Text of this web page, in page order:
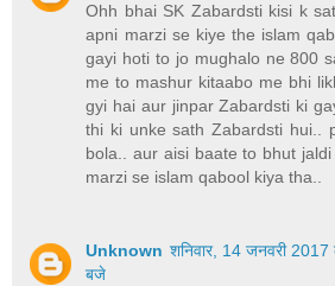
Ohh bhai SK Zabardsti kisi k
apni marzi se kiye the islam
gayi hoti to jo mughalo ne 800
me to mashur kitaabo me bhi
gyi hai aur jinpar Zabardsti ki
thi ki unke sath Zabardsti hui..
bola.. aur aisi baate to bhut
marzi se islam qabool kiya tha..
Unknown शनिवार, 14 जनवरी
बजे